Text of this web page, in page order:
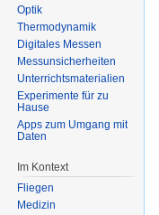
Optik
Thermodynamik
Digitales Messen
Messunsicherheiten
Unterrichtsmaterialien
Experimente für zu
Hause
Apps zum Umgang mit
Daten
Im Kontext
Fliegen
Medizin